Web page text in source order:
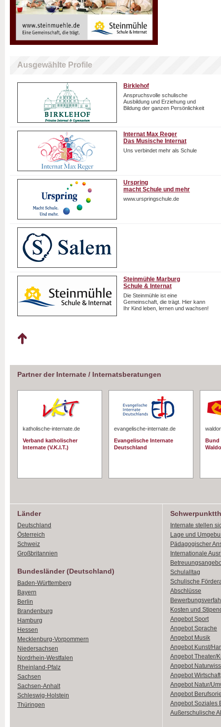
Ausgewählte Profile
Birklehof
Anspruchsvolle schulische
Ausbildung und Erziehung und
Bildung der ganzen Persönlichkeit
Internat Max Reger
Das Musische Internat
Uns verbindet mehr als Schule
Urspring
macht Schule und mehr
www.urspringschule.de
Steinmühle Marburg
Schule & Internat
Die Steinmühle ist eine
Gemeinschaft, die trägt. Hier kann
Ihr Kind leben, lernen und wachsen!
Partner der Internate / Internatsberatungen
katholische-internate.de
Verband katholischer
Internate (V.K.I.T.)
evangelische-internate.de
Evangelische Internate
Deutschland
Bund
Länder
Deutschland
Österreich
Schweiz
Großbritannien
Bundesländer (Deutschland)
Baden-Württemberg
Bayern
Berlin
Brandenburg
Hamburg
Hessen
Mecklenburg-Vorpommern
Niedersachsen
Nordrhein-Westfalen
Rheinland-Pfalz
Sachsen
Sachsen-Anhalt
Schleswig-Holstein
Thüringen
Internate stellen
Lage und
Pädagogischer
Internationale
Schulalltag
Schulische
Abschlüsse
Kosten und
Angebot Sport
Angebot Sprache
Angebot Musik
Angebot Kunst/
Angebot Theater/
Angebot
Angebot Wirtschaft
Angebot Natur/
Angebot
Angebot Soziales
Außerschulische